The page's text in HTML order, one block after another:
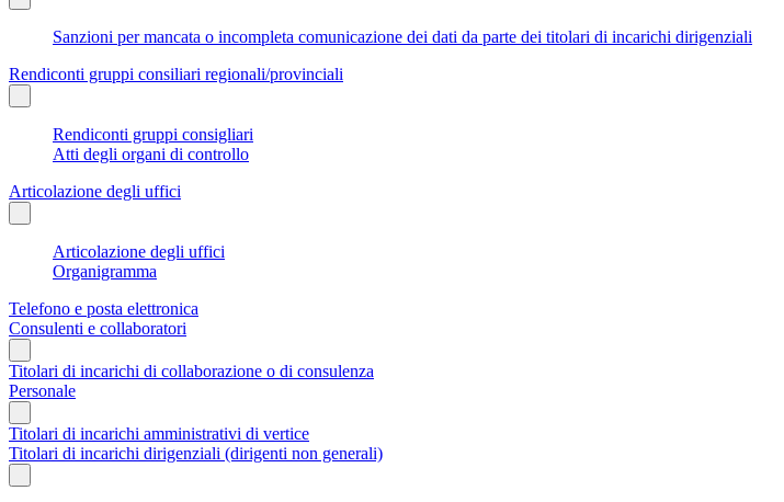
Sanzioni per mancata o incompleta comunicazione dei dati da parte dei titolari di incarichi dirigenziali
Rendiconti gruppi consiliari regionali/provinciali
Rendiconti gruppi consigliari
Atti degli organi di controllo
Articolazione degli uffici
Articolazione degli uffici
Organigramma
Telefono e posta elettronica
Consulenti e collaboratori
Titolari di incarichi di collaborazione o di consulenza
Personale
Titolari di incarichi amministrativi di vertice
Titolari di incarichi dirigenziali (dirigenti non generali)